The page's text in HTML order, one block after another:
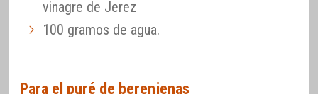
vinagre de Jerez
100 gramos de agua.
Para el puré de berenjenas